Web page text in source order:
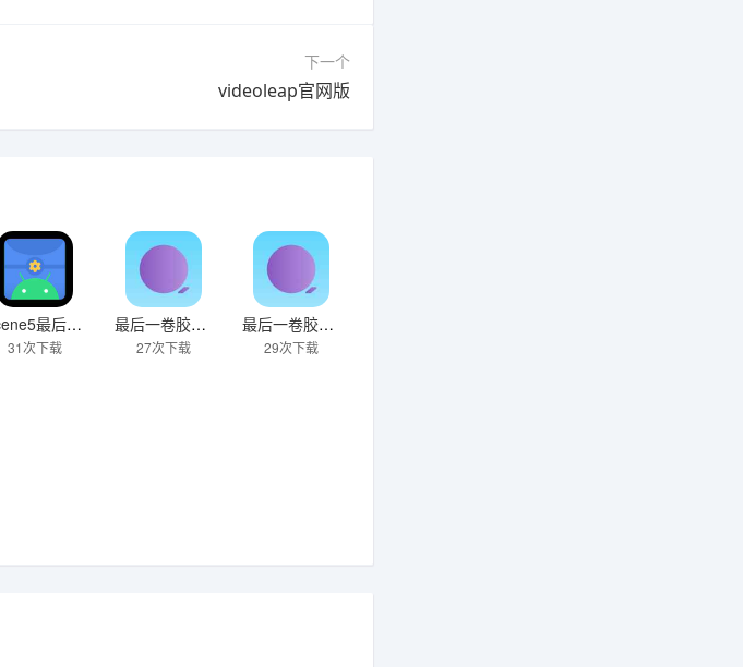
下一个
videoleap官网版
scene5最后一个免激活版
31次下载
最后一卷胶片免费版
27次下载
最后一卷胶片官方新版本
29次下载